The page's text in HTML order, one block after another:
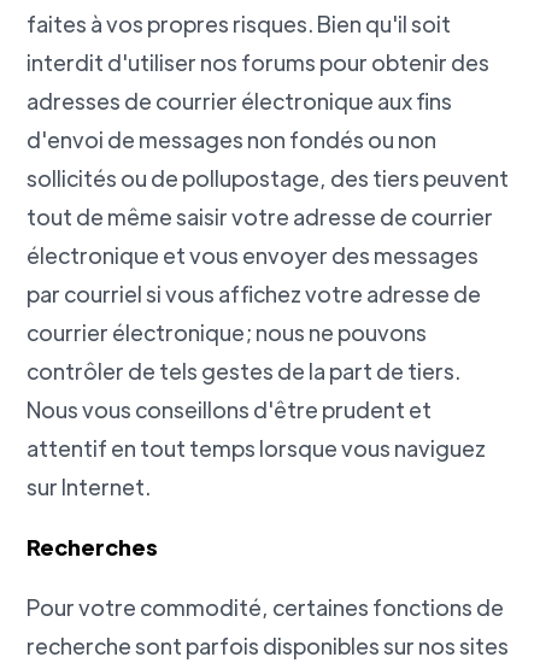
faites à vos propres risques. Bien qu'il soit
interdit d'utiliser nos forums pour obtenir des
adresses de courrier électronique aux fins
d'envoi de messages non fondés ou non
sollicités ou de pollupostage, des tiers peuvent
tout de même saisir votre adresse de courrier
électronique et vous envoyer des messages
par courriel si vous affichez votre adresse de
courrier électronique; nous ne pouvons
contrôler de tels gestes de la part de tiers.
Nous vous conseillons d'être prudent et
attentif en tout temps lorsque vous naviguez
sur Internet.
Recherches
Pour votre commodité, certaines fonctions de
recherche sont parfois disponibles sur nos sites